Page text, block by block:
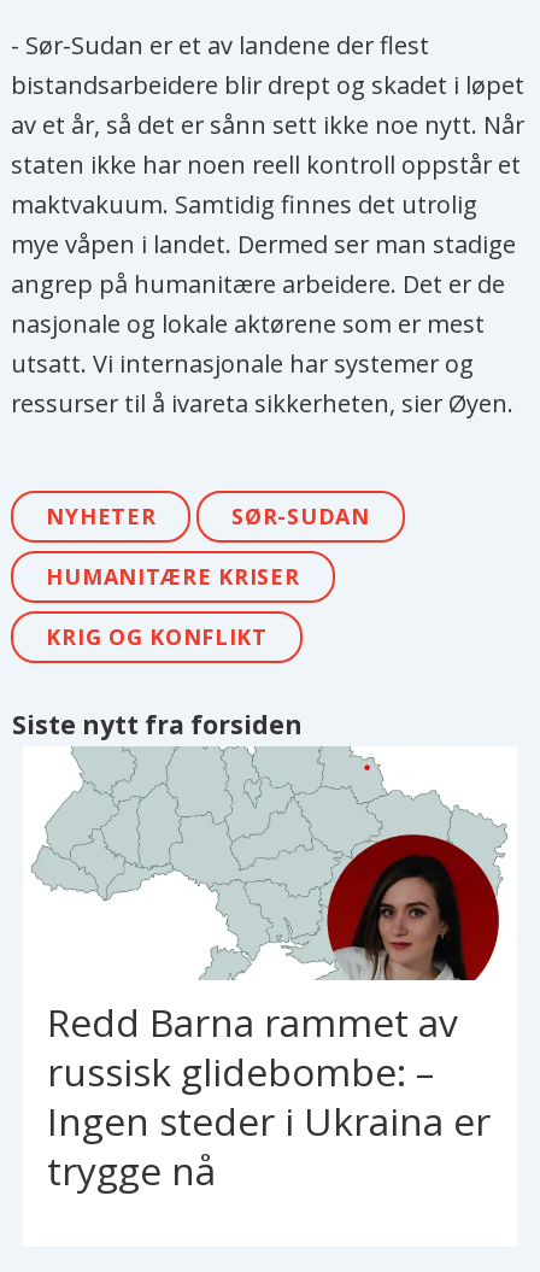
- Sør-Sudan er et av landene der flest
bistandsarbeidere blir drept og skadet i løpet
av et år, så det er sånn sett ikke noe nytt. Når
staten ikke har noen reell kontroll oppstår et
maktvakuum. Samtidig finnes det utrolig
mye våpen i landet. Dermed ser man stadige
angrep på humanitære arbeidere. Det er de
nasjonale og lokale aktørene som er mest
utsatt. Vi internasjonale har systemer og
ressurser til å ivareta sikkerheten, sier Øyen.
NYHETER SØR-SUDAN
HUMANITÆRE KRISER
KRIG OG KONFLIKT
Siste nytt fra forsiden
Redd Barna rammet av
russisk glidebombe: –
Ingen steder i Ukraina er
trygge nå